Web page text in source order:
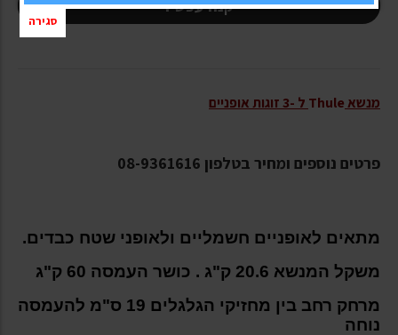
קנה עכשיו
מנשאThule ל -3 זוגות אופניים
פרטים נוספים ומחיר בטלפון 08-9361616
מתאים לאופניים חשמליים ולאופני שטח כבדים.
משקל המנשא 20.6 ק"ג . כושר העמסה 60 ק"ג
מרחק רחב בין מחזיקי הגלגלים 19 ס"מ להעמסה
נוחה
סגירה